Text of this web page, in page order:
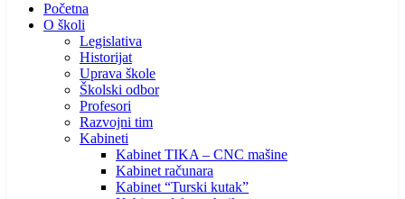
Početna
O školi
Legislativa
Historijat
Uprava škole
Školski odbor
Profesori
Razvojni tim
Kabineti
Kabinet TIKA – CNC mašine
Kabinet računara
Kabinet “Turski kutak”